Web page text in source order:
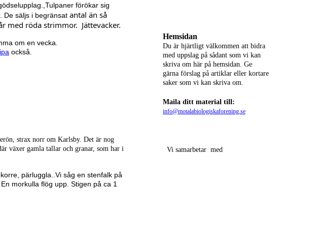
förökar sig
De säljs i begränsat antal än så
med röda strimmor. Jättevacker.
om en vecka.
också.
strax norr om Karlsby. Det är nog
växer gamla tallar och granar, som har i
pärluggla..Vi såg en stenfalk på
morkulla flög upp. Stigen på ca 1
Hemsidan
Du är hjärtligt välkommen att bidra
med uppslag på sådant som vi kan
skriva om här på hemsidan. Ge
gärna förslag på artiklar eller kortare
saker som vi kan skriva om.
Maila ditt material till:
info@motalabiologiskaforening.se
Vi samarbetar med